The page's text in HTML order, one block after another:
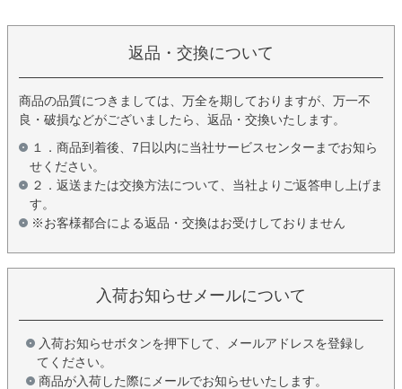
返品・交換について
商品の品質につきましては、万全を期しておりますが、万一不
良・破損などがございましたら、返品・交換いたします。
１．商品到着後、7日以内に当社サービスセンターまでお知ら
せください。
２．返送または交換方法について、当社よりご返答申し上げま
す。
※お客様都合による返品・交換はお受けしておりません
入荷お知らせメールについて
入荷お知らせボタンを押下して、メールアドレスを登録し
てください。
商品が入荷した際にメールでお知らせいたします。